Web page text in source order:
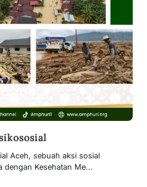
Aceh, sebuah aksi sosial
dengan Kesehatan Me...